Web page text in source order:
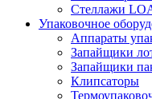
Стеллажи
Упаковочное
Аппараты
Запайщики
Запайщики
Клипсаторы